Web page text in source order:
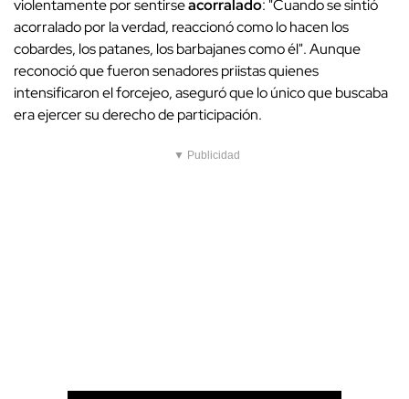
violentamente por sentirseacorralado: "Cuando se sintió
acorralado por la verdad, reaccionó como lo hacen los
cobardes, los patanes, los barbajanes como él". Aunque
reconoció que fueron senadores priistas quienes
intensificaron el forcejeo, aseguró que lo único que buscaba
era ejercer su derecho de participación.
▼ Publicidad